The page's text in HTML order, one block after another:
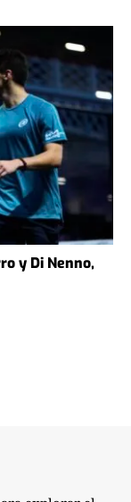
y Di Nenno,